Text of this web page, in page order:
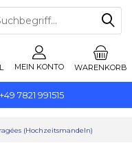
7821 991515
WARENKORB
MEIN KONTO
(Hochzeitsmandeln)